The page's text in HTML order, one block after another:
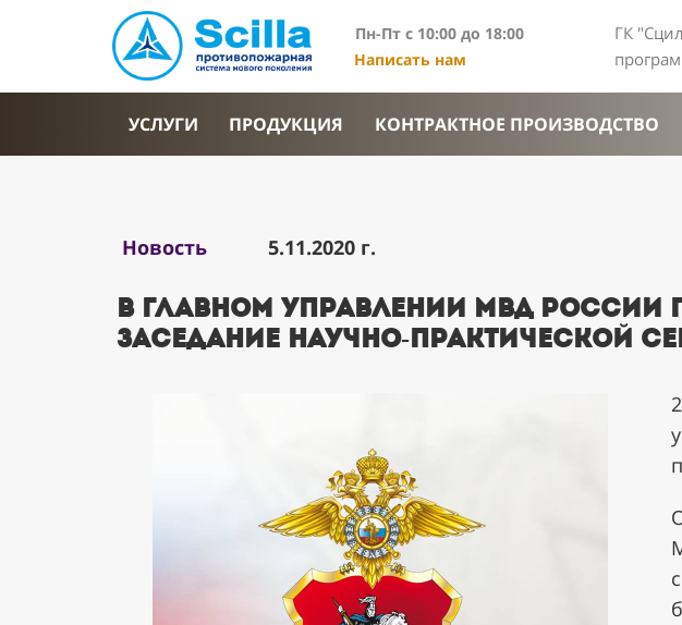
Пн-Пт с 10:00 до 18:00
Написать нам
ГК
УСЛУГИ ПРОДУКЦИЯ КОНТРАКТНОЕ ПРОИЗВОДСТВО
Новость 5.11.2020 г.
В Главном управлении МВД России
заседание научно-практической